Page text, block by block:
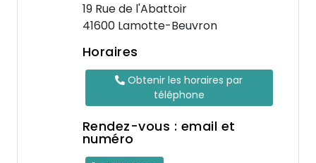
19 Rue de l'Abattoir
41600 Lamotte-Beuvron
Horaires
Obtenir les horaires par
téléphone
Rendez-vous : email et
numéro